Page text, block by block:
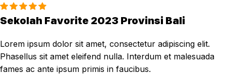
Sekolah Favorite 2023 Provinsi Bali
Lorem ipsum dolor sit amet, consectetur adipiscing elit.
Phasellus sit amet eleifend nulla. Interdum et malesuada
fames ac ante ipsum primis in faucibus.